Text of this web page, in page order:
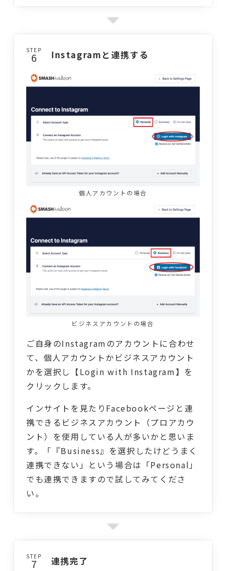
STEP Instagramと連携する
個人アカウントの場合
ビジネスアカウントの場合
ご自身のInstagramのアカウントに合わせ
て、個人アカウントかビジネスアカウント
かを選択し【Login with Instagram】を
クリックします。
インサイトを見たりFacebookページと連
携できるビジネスアカウント（プロアカウ
ント）を使用している人が多いかと思いま
す。「『Business』を選択したけどうまく
連携できない」という場合は「Personal」
でも連携できますので試してみてくださ
い。
STEP 連携完了